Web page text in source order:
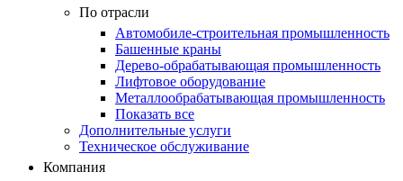
По отрасли
Автомобиле-строительная промышленность
Башенные краны
Дерево-обрабатывающая промышленность
Лифтовое оборудование
Металлообрабатывающая промышленность
Показать все
Дополнительные услуги
Техническое обслуживание
Компания